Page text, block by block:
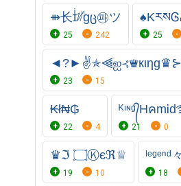
⇻长ɪͥᜬꙵgც㉺ツ
25 242 25
23 15
₭ł₦₲
22 4
ᴷᶦᶰᵍ᭄Hค
21 0
♛ℑ ۝Ⓚєℜ♕
19 10
ˡᵉᵍᵉⁿᵈ
18